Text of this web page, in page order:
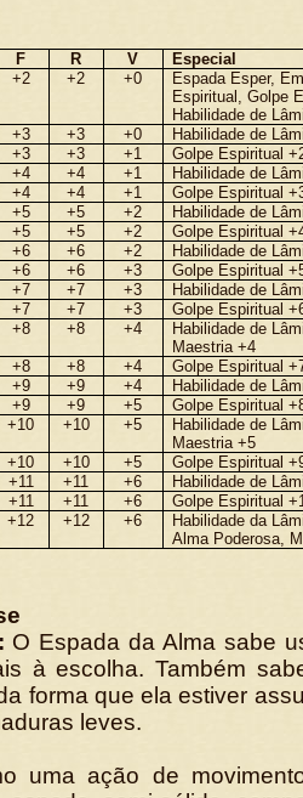
F R V
Especial
+2 +2 +0
Espada Esper,
Espiritual, Golpe
Habilidade de
+3 +3 +0
Habilidade de
+3 +3 +1
Golpe Espiritual
+4 +4 +1
Habilidade de
+4 +4 +1
Golpe Espiritual
+5 +5 +2
Habilidade de
+5 +5 +2
Golpe Espiritual
+6 +6 +2
Habilidade de
+6 +6 +3
Golpe Espiritual
+7 +7 +3
Habilidade de
+7 +7 +3
Golpe Espiritual
+8 +8 +4
Habilidade de
Maestria +4
+8 +8 +4
Golpe Espiritual
+9 +9 +4
Habilidade de
+9 +9 +5
Golpe Espiritual
+10 +10 +5
Habilidade de
Maestria +5
+10 +10 +5
Golpe Espiritual
+11 +11 +6
Habilidade de
+11 +11 +6
Golpe Espiritual
+12 +12 +6
Habilidade da
Alma Poderosa,
O Espada da Alma sabe
à escolha. Também
forma que ela estiver
leves.
uma ação de